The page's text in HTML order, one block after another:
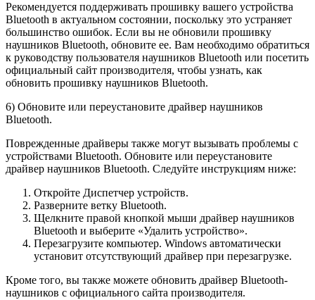
Рекомендуется поддерживать прошивку вашего устройства
Bluetooth в актуальном состоянии, поскольку это устраняет
большинство ошибок. Если вы не обновили прошивку
наушников Bluetooth, обновите ее. Вам необходимо обратиться
к руководству пользователя наушников Bluetooth или посетить
официальный сайт производителя, чтобы узнать, как
обновить прошивку наушников Bluetooth.
6) Обновите или переустановите драйвер наушников
Bluetooth.
Поврежденные драйверы также могут вызывать проблемы с
устройствами Bluetooth. Обновите или переустановите
драйвер наушников Bluetooth. Следуйте инструкциям ниже:
Откройте Диспетчер устройств.
Разверните ветку Bluetooth.
Щелкните правой кнопкой мыши драйвер наушников
Bluetooth и выберите «Удалить устройство».
Перезагрузите компьютер. Windows автоматически
установит отсутствующий драйвер при перезагрузке.
Кроме того, вы также можете обновить драйвер Bluetooth-
наушников с официального сайта производителя.